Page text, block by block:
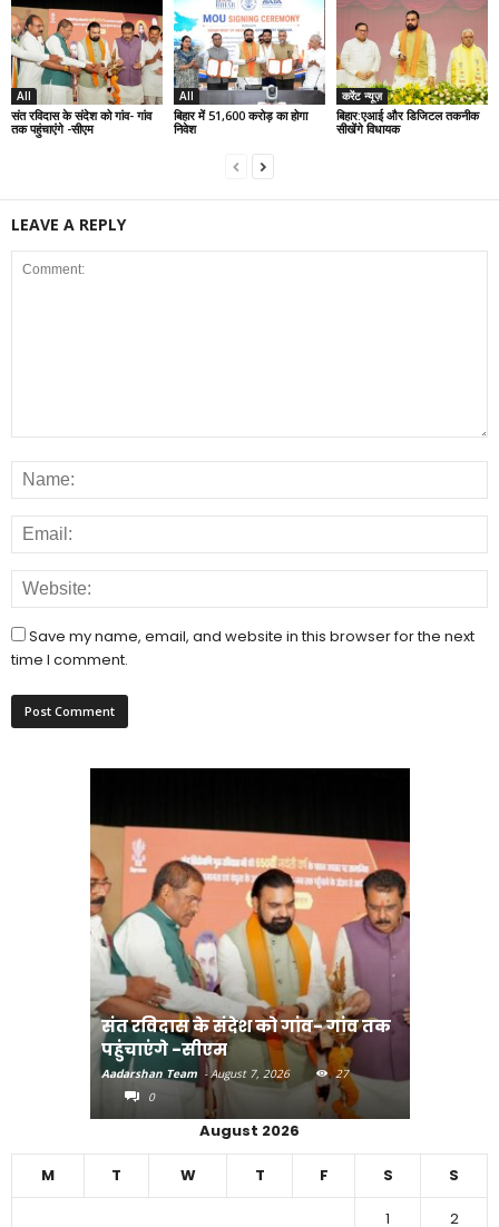
All
संत रविदास के संदेश को गांव- गांव
तक पहुंचाएंगे -सीएम
All
बिहार में 51,600 करोड़ का होगा
निवेश
करेंट न्यूज़
बिहार:एआई और डिजिटल तकनीक
सीखेंगे विधायक
LEAVE A REPLY
Save my name, email, and website in this browser for the next
time I comment.
संत रविदास के संदेश को गांव- गांव तक
पहुंचाएंगे -सीएम
Aadarshan Team - August 7, 2026
27
0
August 2026
M T W T F S S
1
2